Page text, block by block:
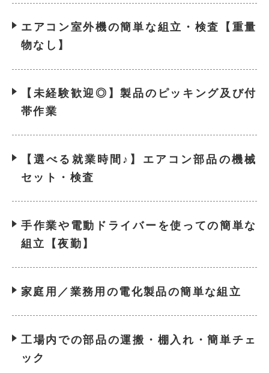
エアコン室外機の簡単な組立・検査【重量
物なし】
【未経験歓迎◎】製品のピッキング及び付
帯作業
【選べる就業時間♪】エアコン部品の機械
セット・検査
手作業や電動ドライバーを使っての簡単な
組立【夜勤】
家庭用／業務用の電化製品の簡単な組立
工場内での部品の運搬・棚入れ・簡単チェ
ック